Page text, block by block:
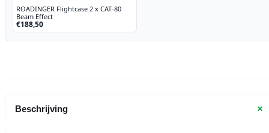
ROADINGER Flightcase 2 x CAT-80
Beam Effect
€188,50
Beschrijving +